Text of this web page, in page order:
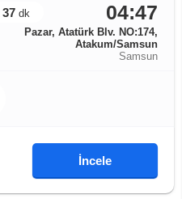
37 dk 04:47
Pazar, Atatürk Blv. NO:174,
Atakum/Samsun
Samsun
İncele